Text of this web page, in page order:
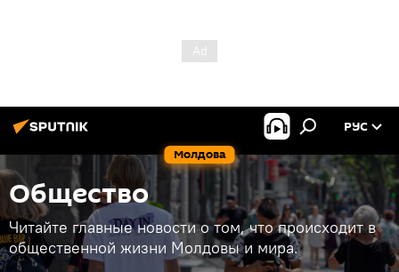
Молдова
РУС
Общество
Читайте главные новости о том, что происходит в
общественной жизни Молдовы и мира.